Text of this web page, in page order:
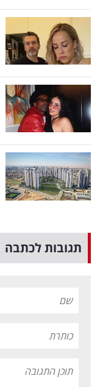
תגובות לכתבה